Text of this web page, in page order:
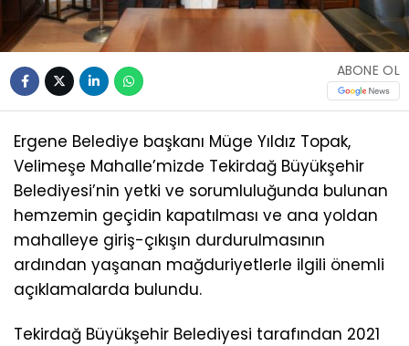
ABONE OL
Ergene Belediye başkanı Müge Yıldız Topak,
Velimeşe Mahalle’mizde Tekirdağ Büyükşehir
Belediyesi’nin yetki ve sorumluluğunda bulunan
hemzemin geçidin kapatılması ve ana yoldan
mahalleye giriş-çıkışın durdurulmasının
ardından yaşanan mağduriyetlerle ilgili önemli
açıklamalarda bulundu.
Tekirdağ Büyükşehir Belediyesi tarafından 2021